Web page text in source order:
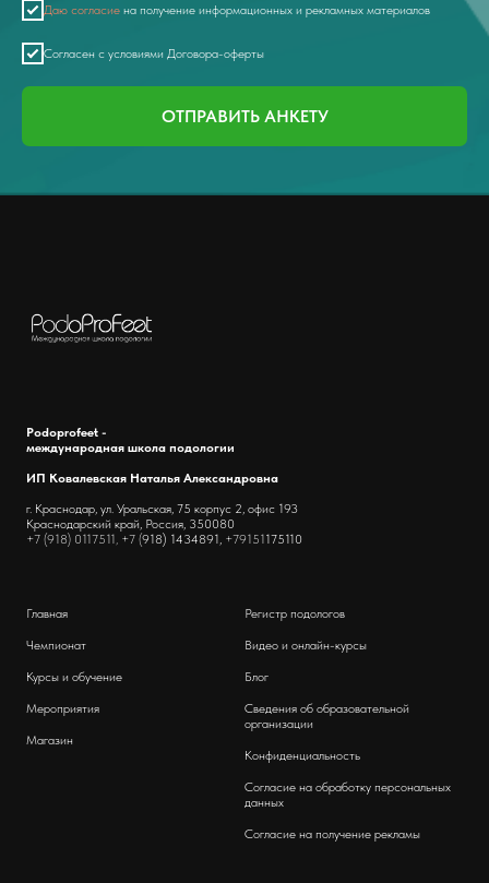
Даю согласие на получение информационных и рекламных материалов
Согласен с условиями Договора-оферты
ОТПРАВИТЬ АНКЕТУ
Podoprofeet -
международная школа подологии
ИП Ковалевская Наталья Александровна
г. Краснодар, ул. Уральская, 75 корпус 2, офис 193
Краснодарский край, Россия, 350080
+7 (918) 0117511, +7 (918) 1434891, +79151175110
Главная
Чемпионат
Курсы и обучение
Мероприятия
Магазин
Регистр подологов
Видео и онлайн-курсы
Блог
Сведения об образовательной
организации
Конфиденциальность
Согласие на обработку персональных
данных
Согласие на получение рекламы